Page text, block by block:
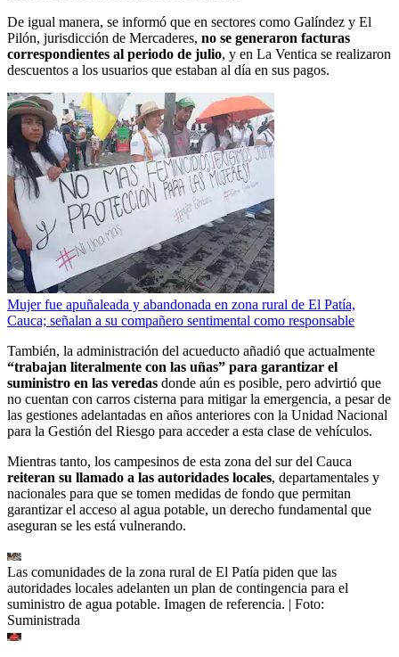
De igual manera, se informó que en sectores como Galíndez y El
Pilón, jurisdicción de Mercaderes, no se generaron facturas
correspondientes al periodo de julio, y en La Ventica se realizaron
descuentos a los usuarios que estaban al día en sus pagos.
Mujer fue apuñaleada y abandonada en zona rural de El Patía,
Cauca; señalan a su compañero sentimental como responsable
También, la administración del acueducto añadió que actualmente
“trabajan literalmente con las uñas” para garantizar el
suministro en las veredas donde aún es posible, pero advirtió que
no cuentan con carros cisterna para mitigar la emergencia, a pesar de
las gestiones adelantadas en años anteriores con la Unidad Nacional
para la Gestión del Riesgo para acceder a esta clase de vehículos.
Mientras tanto, los campesinos de esta zona del sur del Cauca
reiteran su llamado a las autoridades locales, departamentales y
nacionales para que se tomen medidas de fondo que permitan
garantizar el acceso al agua potable, un derecho fundamental que
aseguran se les está vulnerando.
Las comunidades de la zona rural de El Patía piden que las
autoridades locales adelanten un plan de contingencia para el
suministro de agua potable. Imagen de referencia. | Foto:
Suministrada